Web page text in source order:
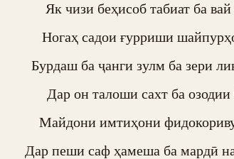
Як чизи беҳисоб табиат ба
Ногаҳ садои ғурриши
Бурдаш ба ҷанги зулм ба зери
Майдони имтиҳони
Дар пеши саф ҳамеша ба мардӣ